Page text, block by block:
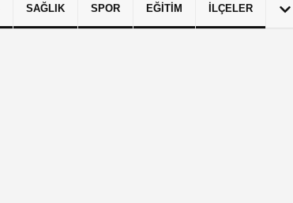
SAĞLIK SPOR EĞITIM İLÇELER